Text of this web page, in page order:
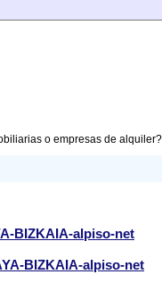
o empresas de
BIZKAIA-alpiso-net
BIZKAIA-alpiso-net